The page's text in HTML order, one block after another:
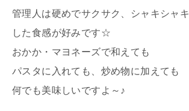
管理人は硬めでサクサク、シャキシャ
した食感が好みです☆
おかか・マヨネーズで和えても
パスタに入れても、炒め物に加えても
何でも美味しいですよ～♪